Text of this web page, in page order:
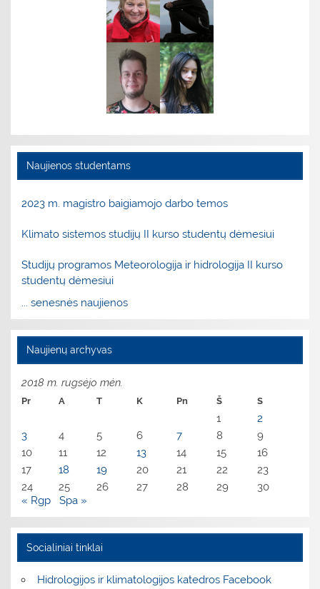
Naujienos studentams
2023 m. magistro baigiamojo darbo temos
Klimato sistemos studijų II kurso studentų dėmesiui
Studijų programos Meteorologija ir hidrologija II kurso
studentų dėmesiui
... senesnės naujienos
Naujienų archyvas
2018 m. rugsėjo mėn.
Pr A T K Pn Š S
1
2
3
4 5 6 7 8
9
10
11 12 13 14 15
16
17
18 19 20 21 22
23
24
25 26 27 28 29
30
« Rgp
Spa »
Socialiniai tinklai
Hidrologijos ir klimatologijos katedros Facebook